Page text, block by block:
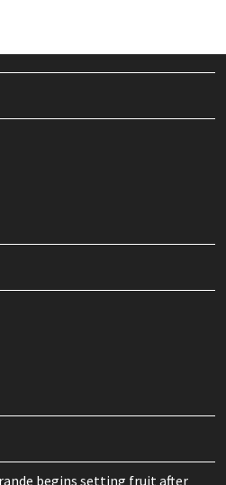
begins setting fruit after